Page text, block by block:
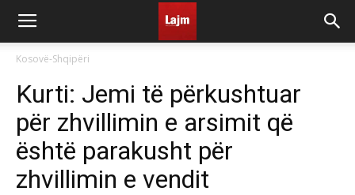
Kosovë-Shqipëri
Kurti: Jemi të përkushtuar
për zhvillimin e arsimit që
është parakusht për
zhvillimin e vendit